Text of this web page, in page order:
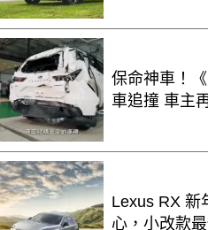
保命神車！
車追撞 車主
Lexus RX 新
心，小改款